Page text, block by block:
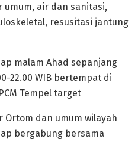
umum, air dan sanitasi,
resusitasi jantung
malam Ahad sepanjang
22.00 WIB bertempat di
Tempel target
Ortom dan umum wilayah
bergabung bersama